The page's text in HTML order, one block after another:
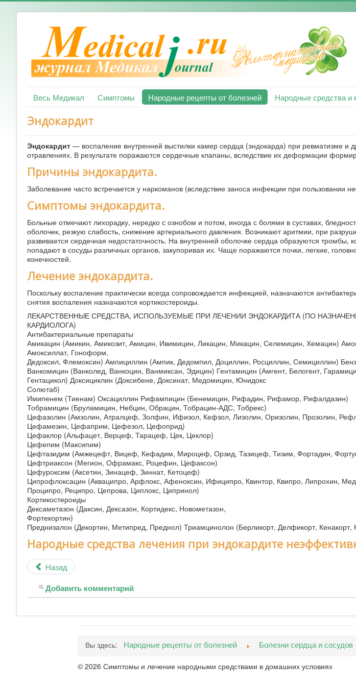
Весь Медикал Симптомы Народные рецепты от болезней Народные средства и
Эндокардит
Эндокардит— воспаление внутренней выстилки камер сердца (эндокарда) при ревматизме и
отравлениях. В результате поражаются сердечные клапаны, вследствие их деформации
Причины эндокардита.
Заболевание часто встречается у наркоманов (вследствие заноса инфекции при пользовании
Симптомы эндокардита.
Больные отмечают лихорадку, нередко с ознобом и потом, иногда с болями в суставах,
оболочек, резкую слабость, снижение артериального давления. Возникают аритмии, при
развивается сердечная недостаточность. На внутренней оболочке сердца образуются тромбы,
попадают в сосуды различных органов, закупоривая их. Чаще поражаются почки, легкие,
конечностей.
Лечение эндокардита.
Поскольку воспаление практически всегда сопровождается инфекцией, назначаются
снятия воспаления назначаются кортикостероиды.
ЛЕКАРСТВЕННЫЕ СРЕДСТВА, ИСПОЛЬЗУЕМЫЕ ПРИ ЛЕЧЕНИИ ЭНДОКАРДИТА (ПО
КАРДИОЛОГА)
Антибактериальные препараты
Амикацин (Амикин, Амикозит, Амицин, Ивимицин, Ликацин, Микацин, Селемицин, Хемацин)
Амоксиллат, Гоноформ,
Дедоксил, Флемоксин) Ампициллин (Ампик, Дедомпил, Доциллин, Росциллин, Семициллин)
Ванкомицин (Ванколед, Ванкоцин, Ванмиксан, Эдицин) Гентамицин (Амгент, Белогент,
Гентацикол) Доксициклин (Доксибене, Доксинат, Медомицин, Юнидокс
Солютаб)
Имипенем (Тиенам) Оксациллин Рифампицин (Бенемицин, Рифадин, Рифамор, Рифалдазин)
Тобрамицин (Бруламицин, Небцин, Обрацин, Тобрацин-АДС, Тобрекс)
Цефазолин (Амзолин, Атралцеф, Золфин, Ифизол, Кефзол, Лизолин, Оризолин, Прозолин,
Цефамезин, Цефаприм, Цефезол, Цефоприд)
Цефаклор (Альфацет, Верцеф, Тарацеф, Цек, Цеклор)
Цефепим (Максипим)
Цефтазидим (Амжецефт, Вицеф, Кефадим, Мироцеф, Орзид, Тазицеф, Тизим, Фортадин,
Цефтриаксон (Мегион, Офрамакс, Роцефин, Цефаксон)
Цефуроксим (Аксетин, Зинацеф, Зиннат, Кетоцеф)
Ципрофлоксацин (Акваципро, Арфлокс, Афеноксин, Ифиципро, Квинтор, Квипро, Липрохин,
Проципро, Реципро, Цепрова, Циплокс, Ципринол)
Кортикостероиды
Дексаметазон (Даксин, Дексазон, Кортидекс, Новометазон,
Фортекортин)
Преднизалон (Декортин, Метипред, Преднол) Триамцинолон (Берликорт, Делфикорт, Кенакорт,
Народные средства лечения при эндокардите
Назад
Добавить комментарий
Вы здесь: Народные рецепты от болезней
Болезни сердца и сосудов
© 2026 Симптомы и лечение народными средствами в домашних условиях